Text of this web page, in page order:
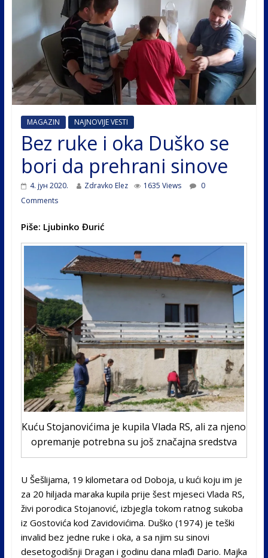
MAGAZIN NAJNOVIJE VESTI
Bez ruke i oka Duško se
bori da prehrani sinove
4. јун 2020. Zdravko Elez 1635 Views
0
Comments
Piše: Ljubinko Đurić
Kuću Stojanovićima je kupila Vlada RS, ali za njeno
opremanje potrebna su još značajna sredstva
U Šešlijama, 19 kilometara od Doboja, u kući koju im je
za 20 hiljada maraka kupila prije šest mjeseci Vlada RS,
živi porodica Stojanović, izbjegla tokom ratnog sukoba
iz Gostovića kod Zavidovićima. Duško (1974) је teški
invalid bez jedne ruke i oka, а sa njim su sinovi
desetogodišnji Dragan i godinu dana mlađi Dario. Majka